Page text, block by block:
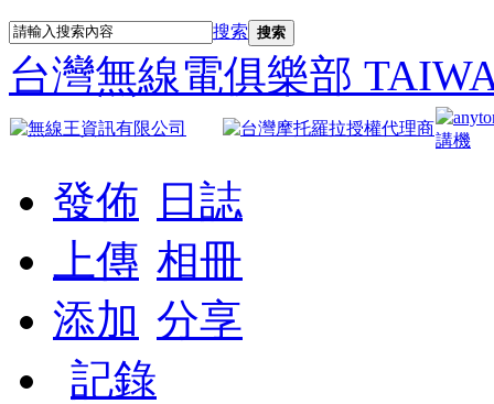
搜索 搜索
台灣無線電俱樂部
發佈
日誌
上傳 相冊
添加 分享
記錄